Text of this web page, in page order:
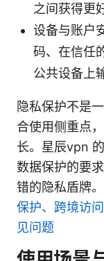
之间获得更
设备与账户
码、在信任
公共设备上
隐私保护不是
合使用侧重点
长。星辰vpn
数据保护的要
错的隐私盾牌。
保护、跨境访
见问题